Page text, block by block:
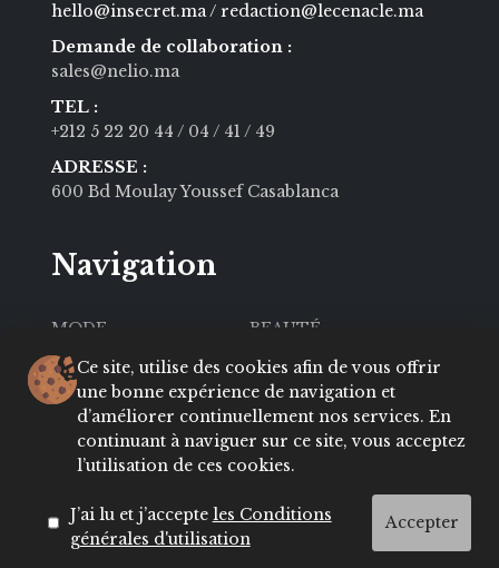
Ce site, utilise des cookies afin de vous offrir
une bonne expérience de navigation et
d’améliorer continuellement nos services. En
continuant à naviguer sur ce site, vous acceptez
l’utilisation de ces cookies.
J’ai lu et j’accepte les Conditions
générales d'utilisation
Accepter
hello@insecret.ma / redaction@lecenacle.ma
Demande de collaboration :
sales@nelio.ma
TEL :
+212 5 22 20 44 / 04 / 41 / 49
ADRESSE :
600 Bd Moulay Youssef Casablanca
Navigation
MODE
BEAUTÉ
SOCIÉTÉ
CULTURE
VIE PRIVÉE
LIFESTYLE
About
Contact